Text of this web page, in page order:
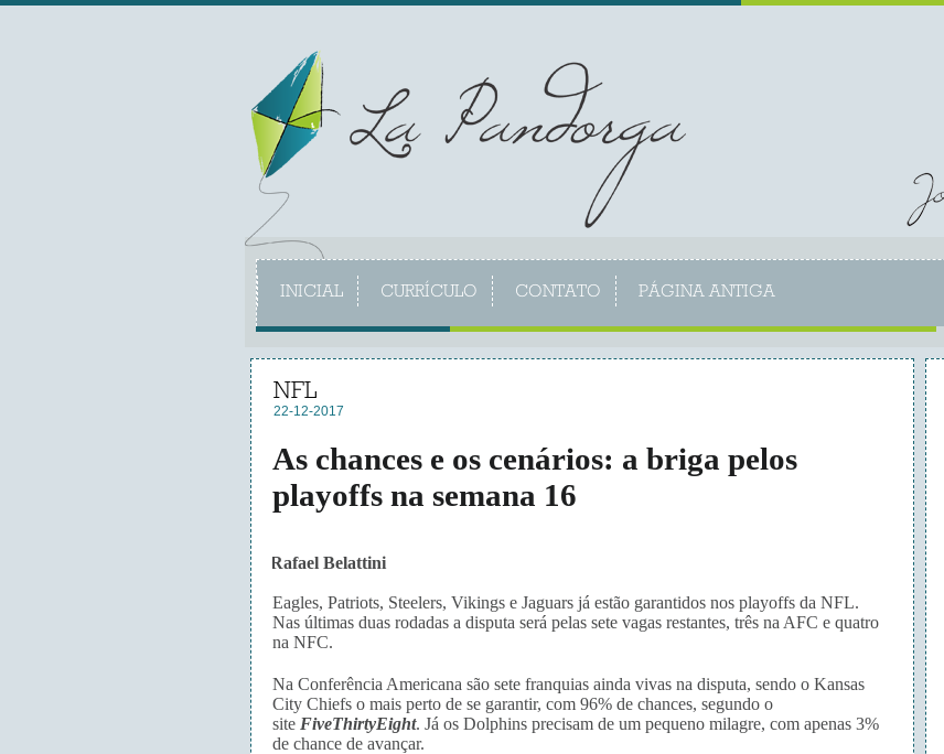
INICIAL CURRÍCULO CONTATO PÁGINA ANTIGA
NFL
22-12-2017
As chances e os cenários: a briga pelos
playoffs na semana 16
Rafael Belattini
·
Eagles, Patriots, Steelers, Vikings e Jaguars já estão garantidos nos playoffs da NFL.
Nas últimas duas rodadas a disputa será pelas sete vagas restantes, três na AFC e quatro
na NFC.
Na Conferência Americana são sete franquias ainda vivas na disputa, sendo o Kansas
City Chiefs o mais perto de se garantir, com 96% de chances, segundo o
site FiveThirtyEight. Já os Dolphins precisam de um pequeno milagre, com apenas 3%
de chance de avançar.